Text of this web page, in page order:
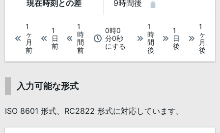
現在時刻との差 9時間後
1
ヶ
月
前
1
日
前
1
時
間
前
0時0
分0秒
にする
1
時
間
後
1
日
後
1
ヶ
月
後
入力可能な形式
ISO 8601 形式、RC2822 形式に対応しています。